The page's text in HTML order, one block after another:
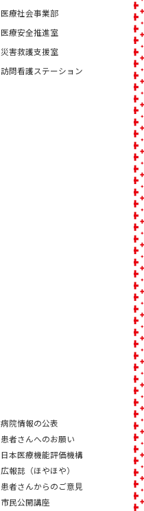
医療社会事業部
医療安全推進室
災害救護支援室
訪問看護ステーション
病院情報の公表
患者さんへのお願い
日本医療機能評価機構
広報誌（ほやほや）
患者さんからのご意見
市民公開講座